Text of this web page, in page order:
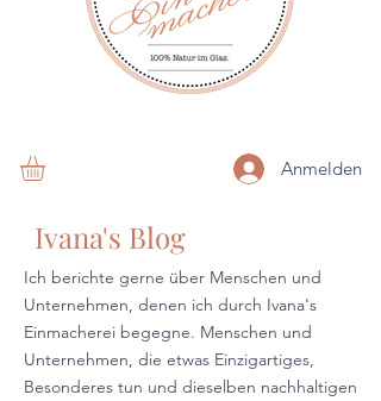
Anmelden
Ivana's Blog
Ich berichte gerne über Menschen und
Unternehmen, denen ich durch Ivana's
Einmacherei begegne. Menschen und
Unternehmen, die etwas Einzigartiges,
Besonderes tun und dieselben nachhaltigen